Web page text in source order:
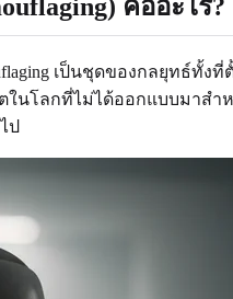
คืออะไร?
เป็นชุดของกลยุทธ์ทั้
นโลกที่ไม่ได้ออกแบบมาสำ
ป